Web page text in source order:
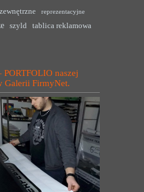
reprezentacyjne
szyld tablica reklamowa
naszej
Galerii FirmyNet.